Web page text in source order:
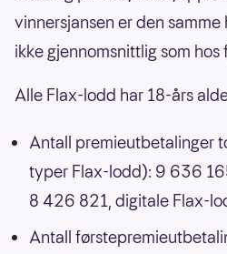
vinnersjansen er den
ikke gjennomsnittlig som
Alle Flax-lodd har 18-års
Antall premieutbetalinger
typer Flax-lodd): 9 636
8 426 821, digitale Flax-
Antall